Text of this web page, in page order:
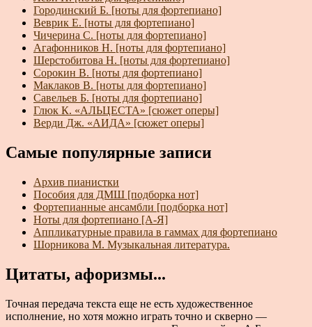
Городинский Б. [ноты для фортепиано]
Веврик Е. [ноты для фортепиано]
Чичерина С. [ноты для фортепиано]
Агафонников Н. [ноты для фортепиано]
Шерстобитова Н. [ноты для фортепиано]
Сорокин В. [ноты для фортепиано]
Маклаков В. [ноты для фортепиано]
Савельев Б. [ноты для фортепиано]
Глюк К. «АЛЬЦЕСТА» [сюжет оперы]
Верди Дж. «АИДА» [сюжет оперы]
Самые популярные записи
Архив пианистки
Пособия для ДМШ [подборка нот]
Фортепианные ансамбли [подборка нот]
Ноты для фортепиано [А-Я]
Аппликатурные правила в гаммах для фортепиано
Шорникова М. Музыкальная литература.
Цитаты, афоризмы...
Точная передача текста еще не есть художественное
исполнение, но хотя можно играть точно и скверно —